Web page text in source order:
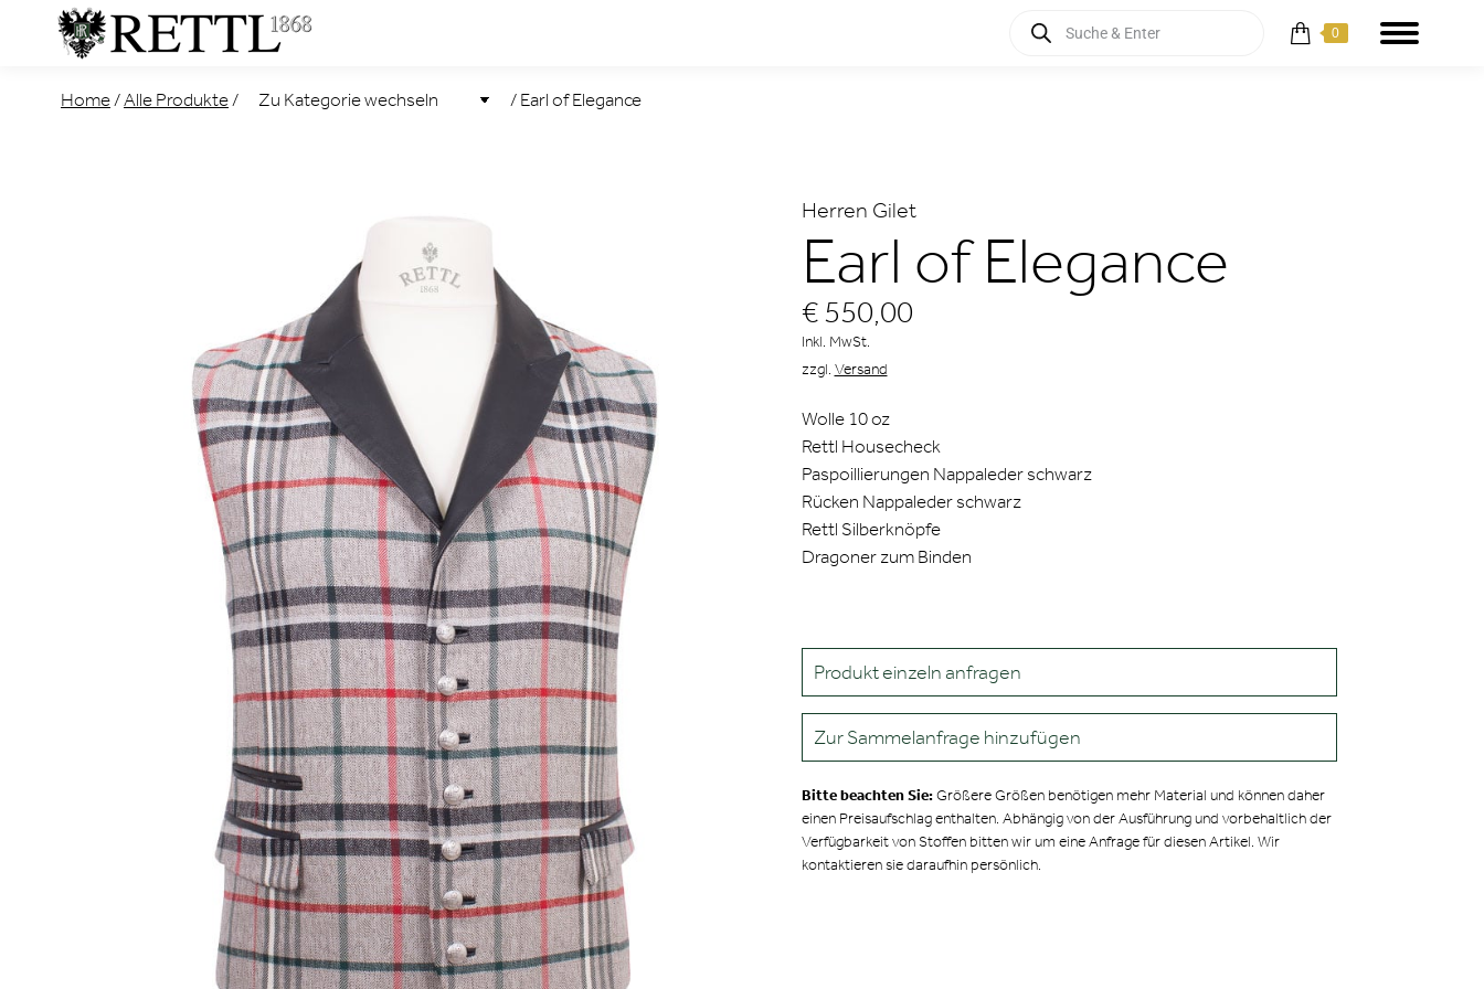
Products
search
0
Home / Alle Produkte / / Earl of Elegance
Herren Gilet
Earl of Elegance
€ 550,00
Inkl. MwSt.
zzgl. Versand
Wolle 10 oz
Rettl Housecheck
Paspoillierungen Nappaleder schwarz
Rücken Nappaleder schwarz
Rettl Silberknöpfe
Dragoner zum Binden
Produkt einzeln anfragen
Zur Sammelanfrage hinzufügen
Bitte beachten Sie:Größere Größen benötigen mehr Material und können daher
einen Preisaufschlag enthalten. Abhängig von der Ausführung und vorbehaltlich der
Verfügbarkeit von Stoffen bitten wir um eine Anfrage für diesen Artikel. Wir
kontaktieren sie daraufhin persönlich.